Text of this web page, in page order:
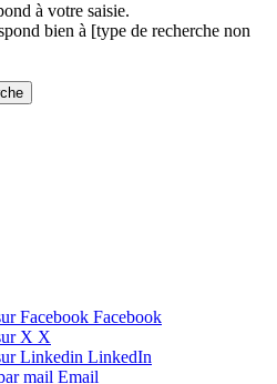
à votre saisie.
bien à [type de recherche non
Facebook Facebook
X X
Linkedin LinkedIn
mail Email